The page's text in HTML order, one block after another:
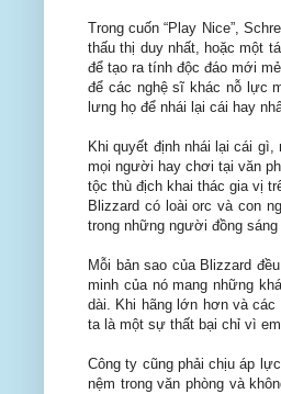
Trong cuốn “Play Nice”,
thấu thị duy nhất, hoặc một
để tạo ra tính độc đáo mới
để các nghệ sĩ khác nỗ lực
lưng họ để nhái lại cái hay
Khi quyết định nhái lại cái
mọi người hay chơi tại văn
tộc thù địch khai thác gia vị
Blizzard có loài orc và con
trong những người đồng
Mỗi bản sao của Blizzard
minh của nó mang những
dài. Khi hãng lớn hơn và các
ta là một sự thất bại chỉ vì
Công ty cũng phải chịu áp
nệm trong văn phòng và